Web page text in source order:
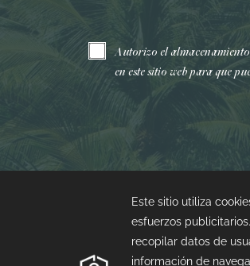
Autorizo el
en este sitio web para que